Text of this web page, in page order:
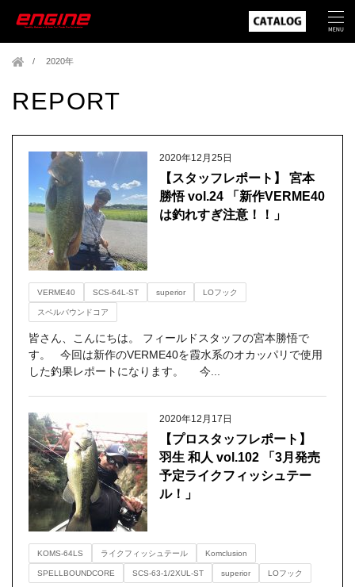
2020年
REPORT
2020年12月25日
【スタッフレポート】 宮本
勝悟 vol.24 「新作VERME40
は釣れすぎ注意！！」
VERME40 SCS-64L-ST superior LOフック
スペルバウンドコア
皆さん、こんにちは。 フィールドスタッフの宮本勝悟で
す。 今回は新作のVERME40を霞水系のオカッパリで使用
した釣果レポートになります。 今...
2020年12月17日
【プロスタッフレポート】
羽生 和人 vol.102 「3月発売
予定ライクフィッシュテー
ル！」
KOMS-64LS ライクフィッシュテール Komclusion
SPELLBOUNDCORE SCS-63-1/2XUL-ST superior LOフック